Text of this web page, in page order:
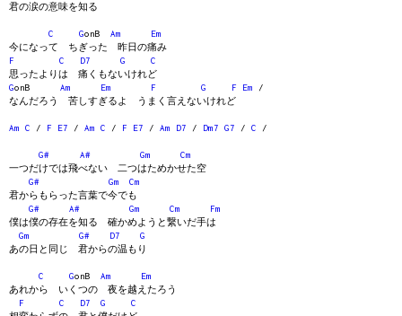
君の涙の意味を知る
C GonB Am
Em
今になって ちぎった 昨日の痛み
F
C D7 G
C
思ったよりは 痛くもないけれど
GonB Am Em F G F Em /
なんだろう 苦しすぎるよ うまく言えないけれど
Am C / F E7 / Am C / F E7 / Am D7 / Dm7 G7 / C /
G# A# Gm
Cm
一つだけでは飛べない 二つはためかせた空
G#
Gm
Cm
君からもらった言葉で今でも
G#
A# Gm Cm
Fm
僕は僕の存在を知る 確かめようと繋いだ手は
Gm
G# D7
G
あの日と同じ 君からの温もり
C GonB Am
Em
あれから いくつの 夜を越えたろう
F
C D7 G
C